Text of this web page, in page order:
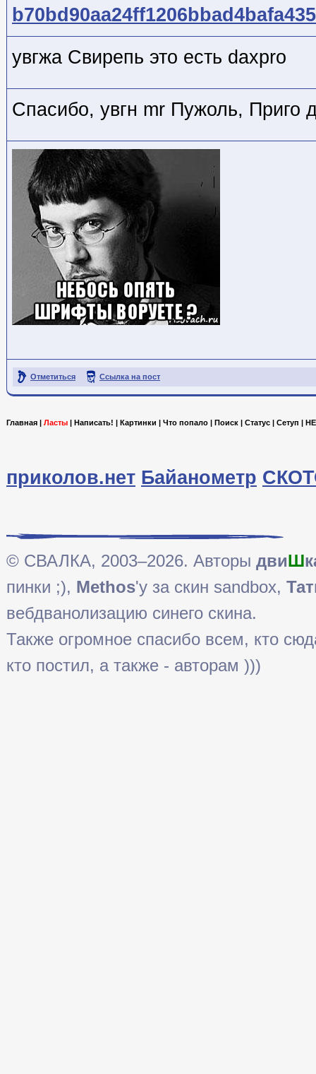
увгжа Свирепь это есть daxpro
Спасибо, увгн mr Пужоль, Приго
Отметиться Ссылка на пост
Главная | Ласты | Написать! | Картинки | Что попало | Поиск | Статус | Сетуп |
приколов.нет Байанометр
© СВАЛКА, 2003–2026. Авторы двиШ
пинки ;), Methos'у за скин sandbox,
вебдванолизацию синего скина.
Также огромное спасибо всем, кто
кто постил, а также - авторам )))